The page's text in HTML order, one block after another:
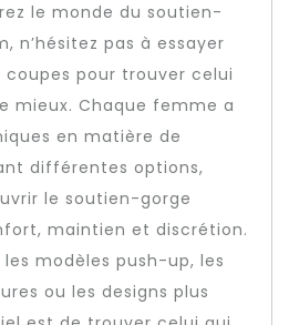
le monde du soutien-
n’hésitez pas à essayer
pour trouver celui
mieux. Chaque femme a
en matière de
différentes options,
le soutien-gorge
maintien et discrétion.
modèles push-up, les
ou les designs plus